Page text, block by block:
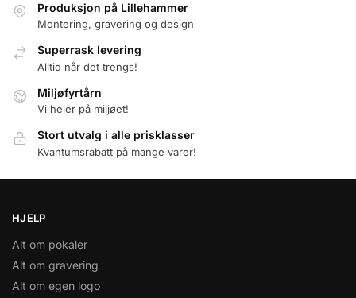
Produksjon på Lillehammer
Montering, gravering og design
Superrask levering
Alltid når det trengs!
Miljøfyrtårn
Vi heier på miljøet!
Stort utvalg i alle prisklasser
Kvantumsrabatt på mange varer!
HJELP
Alt om pokaler
Alt om gravering
Alt om egen logo